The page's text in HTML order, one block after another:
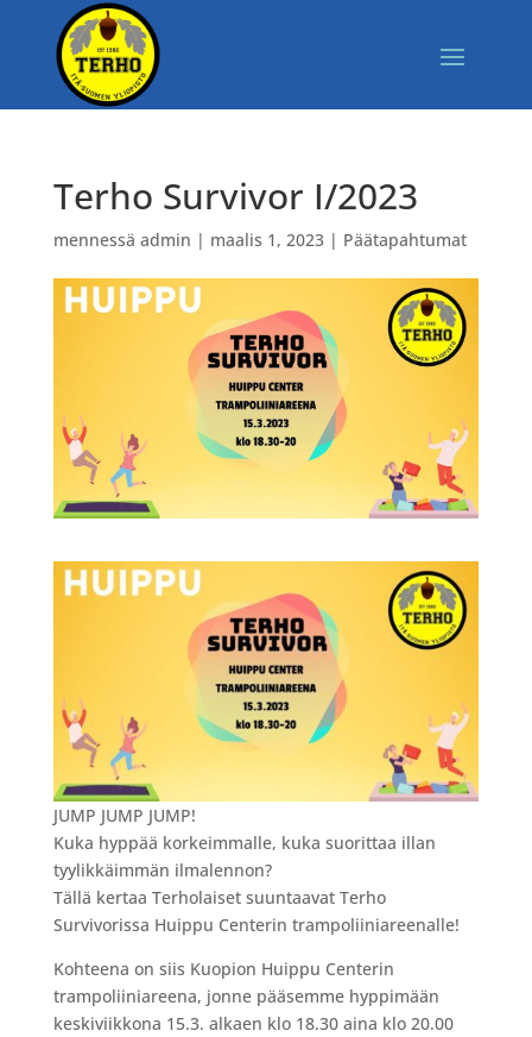
Terho Survivor I/2023
mennessä admin | maalis 1, 2023| Päätapahtumat
JUMP JUMP JUMP!
Kuka hyppää korkeimmalle, kuka suorittaa illan
tyylikkäimmän ilmalennon?
Tällä kertaa Terholaiset suuntaavat Terho
Survivorissa Huippu Centerin trampoliiniareenalle!
Kohteena on siis Kuopion Huippu Centerin
trampoliiniareena, jonne pääsemme hyppimään
keskiviikkona 15.3. alkaen klo 18.30 aina klo 20.00